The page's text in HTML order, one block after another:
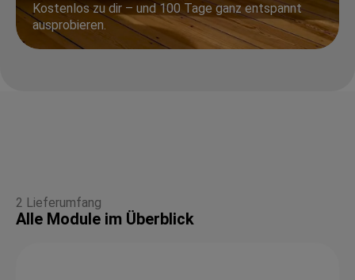
Kostenlos zu dir – und 100 Tage ganz entspannt
ausprobieren.
2 Lieferumfang
Alle Module im Überblick